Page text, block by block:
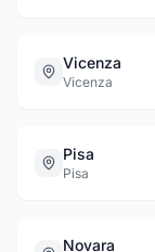
Vicenza
Vicenza
Pisa
Pisa
Novara